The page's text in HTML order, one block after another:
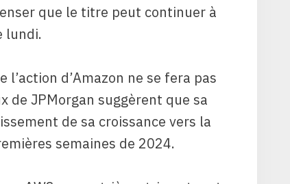
que le titre peut continuer à
lundi.
d’Amazon ne se fera pas
de JPMorgan suggèrent que sa
de sa croissance vers la
semaines de 2024.